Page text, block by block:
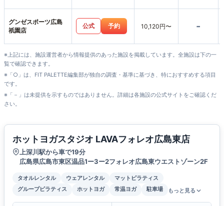
グンゼスポーツ広島
祇園店
公式 予約 10,120円〜 -
※上記には、施設運営者から情報提供のあった施設を掲載しています。全施設は下の一
覧で確認できます。
※「○」は、FIT PALETTE編集部が独自の調査・基準に基づき、特におすすめする項目
です。
※「－」は未提供を示すものではありません。詳細は各施設の公式サイトをご確認くだ
さい。
ホットヨガスタジオ LAVAフォレオ広島東店
上深川駅から車で19分
広島県広島市東区温品1ー3ー2フォレオ広島東ウエストゾーン2F
タオルレンタル ウェアレンタル
マットピラティス
グループピラティス
ホットヨガ 常温ヨガ 駐車場 もっと見る